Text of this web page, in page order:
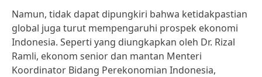
Namun, tidak dapat dipungkiri bahwa ketidakpastian
global juga turut mempengaruhi prospek ekonomi
Indonesia. Seperti yang diungkapkan oleh Dr. Rizal
Ramli, ekonom senior dan mantan Menteri
Koordinator Bidang Perekonomian Indonesia,